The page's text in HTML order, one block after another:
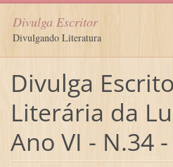
Divulga Escritor
Divulgando Literatura
Divulga
Literária da
Ano VI - N.34